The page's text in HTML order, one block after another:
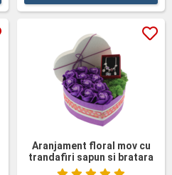
Aranjament floral mov cu
trandafiri sapun si bratara
charms